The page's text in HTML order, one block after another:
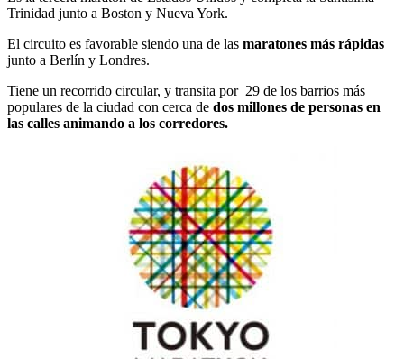
Trinidad junto a Boston y Nueva York.
El circuito es favorable siendo una de las maratones más rápidas
junto a Berlín y Londres.
Tiene un recorrido circular, y transita por 29 de los barrios más
populares de la ciudad con cerca de dos millones de personas en
las calles animando a los corredores.